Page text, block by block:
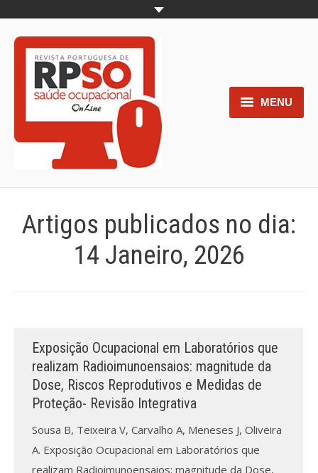
MENU
Home
Normas para os autores
Processo de submissão
Submeta aqui
Bolsa de emprego (oferta/
Artigos publicados no dia:
14 Janeiro, 2026
Exposição Ocupacional em Laboratórios que
realizam Radioimunoensaios: magnitude da
Dose, Riscos Reprodutivos e Medidas de
Proteção- Revisão Integrativa
Sousa B, Teixeira V, Carvalho A, Meneses J, Oliveira
A. Exposição Ocupacional em Laboratórios que
realizam Radioimunoensaios: magnitude da Dose,